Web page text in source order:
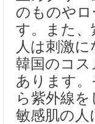
のものや
す。また
人は刺激
韓国のコ
あります
ら紫外線
敏感肌の人